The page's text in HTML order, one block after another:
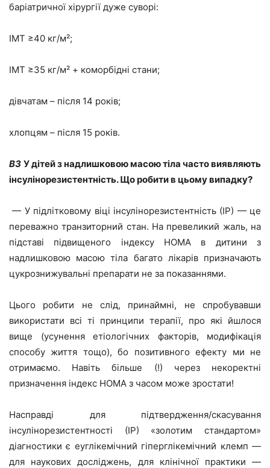
баріатричної хірургії дуже суворі:
ІМТ ≥40 кг/м²;
ІМТ ≥35 кг/м² + коморбідні стани;
дівчатам – після 14 років;
хлопцям – після 15 років.
ВЗ У дітей з надлишковою масою тіла часто виявляють
інсулінорезистентність. Що робити в цьому випадку?
— У підлітковому віці інсулінорезистентність (ІР) — це
переважно транзиторний стан. На превеликий жаль, на
підставі підвищеного індексу HOMA в дитини з
надлишковою масою тіла багато лікарів призначають
цукрознижувальні препарати не за показаннями.
Цього робити не слід, принаймні, не спробувавши
використати всі ті принципи терапії, про які йшлося
вище (усунення етіологічних факторів, модифікація
способу життя тощо), бо позитивного ефекту ми не
отримаємо. Навіть більше (!) через некоректні
призначення індекс HOMA з часом може зростати!
Насправді для підтвердження/скасування
інсулінорезистентності (ІР) «золотим стандартом»
діагностики є еуглікемічний гіперглікемічний клемп —
для наукових досліджень, для клінічної практики —